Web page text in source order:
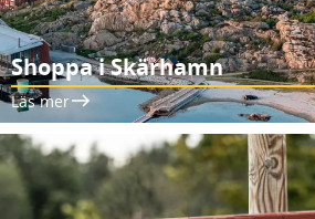
Shoppa i Skärhamn
Läs mer